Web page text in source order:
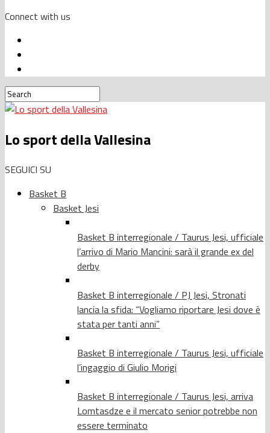
Connect with us
Lo sport della Vallesina
SEGUICI SU
Basket B
Basket Jesi
Basket B interregionale / Taurus Jesi, ufficiale
l’arrivo di Mario Mancini: sarà il grande ex del
derby
Basket B interregionale / PJ Jesi, Stronati
lancia la sfida: “Vogliamo riportare Jesi dove è
stata per tanti anni”
Basket B interregionale / Taurus Jesi, ufficiale
l’ingaggio di Giulio Morigi
Basket B interregionale / Taurus Jesi, arriva
Lomtasdze e il mercato senior potrebbe non
essere terminato